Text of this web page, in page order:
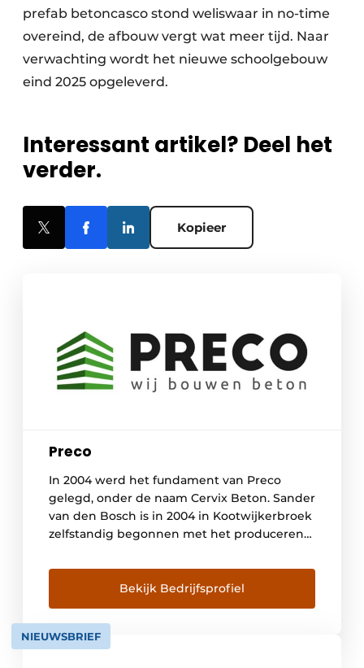
prefab betoncasco stond weliswaar in no-time
overeind, de afbouw vergt wat meer tijd. Naar
verwachting wordt het nieuwe schoolgebouw
eind 2025 opgeleverd.
Interessant artikel? Deel het
verder.
Kopieer
Preco
In 2004 werd het fundament van Preco
gelegd, onder de naam Cervix Beton. Sander
van den Bosch is in 2004 in Kootwijkerbroek
zelfstandig begonnen met het produceren
schaal produceerde Sander zijn eigen
betonelementen, met name voor de
agrarische sector. Na enkele jaren werd de
vraag zo groot, dat Cervix Beton […]
Bekijk Bedrijfsprofiel
NIEUWSBRIEF